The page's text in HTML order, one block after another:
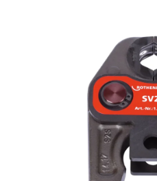
⭐ NEJLÉPE HODNOCENÉ